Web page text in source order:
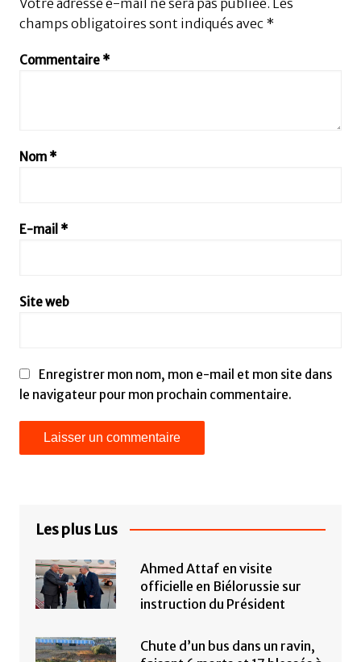
champs obligatoires sont indiqués avec *
Commentaire *
Nom *
E-mail *
Site web
Enregistrer mon nom, mon e-mail et mon site dans
le navigateur pour mon prochain commentaire.
Les plus Lus
Ahmed Attaf en visite
officielle en Biélorussie sur
instruction du Président
Chute d’un bus dans un ravin,